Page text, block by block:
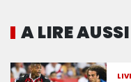
A LIRE AUSSI
saison dernière »Kévin Anin